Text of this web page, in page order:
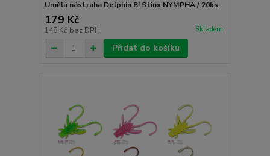
Umělá nástraha Delphin B! Stinx NYMPHA / 20ks
179 Kč
148 Kč bez DPH Skladem
Přidat do košíku